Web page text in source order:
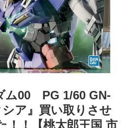
ム00 PG 1/60 ​GN-
ア』買い取りさせ
！！【桃太郎王国 市